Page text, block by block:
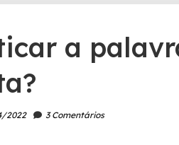
a
2022 3 Comentários